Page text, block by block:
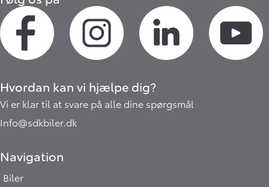
Hvordan kan vi hjælpe dig?
Vi er klar til at svare på alle dine spørgsmål
Info@sdkbiler.dk
Navigation
Biler